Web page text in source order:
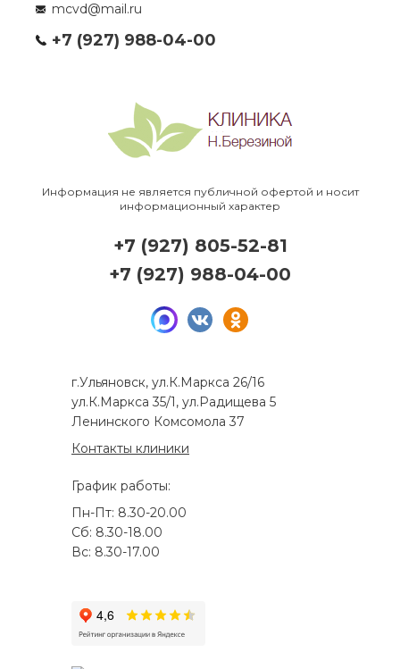
mcvd@mail.ru
+7 (927) 988-04-00
Информация не является публичной офертой и носит
информационный характер
г.Ульяновск, ул.К.Маркса 26/16
ул.К.Маркса 35/1, ул.Радищева 5
Ленинского Комсомола 37
Контакты клиники
График работы:
Пн-Пт: 8.30-20.00
Сб: 8.30-18.00
Вс: 8.30-17.00
+7 (927) 805-52-81
+7 (927) 988-04-00